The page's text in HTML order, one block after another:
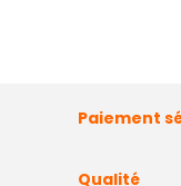
Paiement
Qualité